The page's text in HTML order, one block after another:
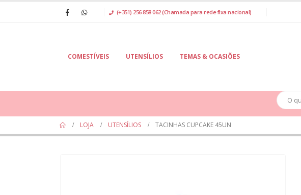
(+351) 256 858 062 (Chamada para rede fixa nacional)
COMESTÍVEIS UTENSÍLIOS TEMAS & OCASIÕES
LOJA UTENSÍLIOS TACINHAS CUPCAKE 45UN